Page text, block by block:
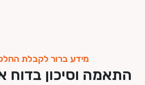
מידע ברור לקבלת
התאמה וסיכון בדוח